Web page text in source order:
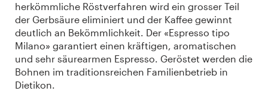
herkömmliche Röstverfahren wird ein grosser Teil
der Gerbsäure eliminiert und der Kaffee gewinnt
deutlich an Bekömmlichkeit. Der «Espresso tipo
Milano» garantiert einen kräftigen, aromatischen
und sehr säurearmen Espresso. Geröstet werden die
Bohnen im traditionsreichen Familienbetrieb in
Dietikon.